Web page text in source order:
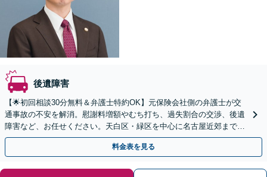
後遺障害
【🌟初回相談30分無料＆弁護士特約OK】元保険会社側の弁護士が交
通事故の不安を解消。慰謝料増額やむち打ち、過失割合の交渉、後遺
障害など、お任せください。天白区・緑区を中心に名古屋近郊まで地
域密着で対応。【夜間・土曜日面談OK｜駐車場完備】
料金表を見る